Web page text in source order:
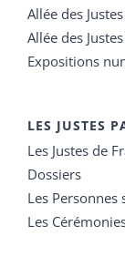
Allée des
Allée des
Expositions
LES JUSTES
Les Justes de
Dossiers
Les Personnes
Les